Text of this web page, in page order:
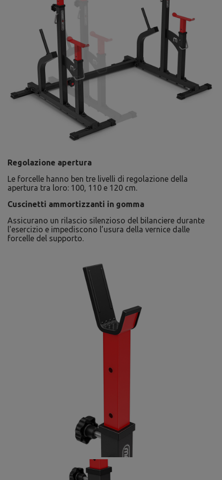
Regolazione apertura
Le forcelle hanno ben tre livelli di regolazione della
apertura tra loro: 100, 110 e 120 cm.
Cuscinetti ammortizzanti in gomma
Assicurano un rilascio silenzioso del bilanciere durante
l'esercizio e impediscono l’usura della vernice dalle
forcelle del supporto.